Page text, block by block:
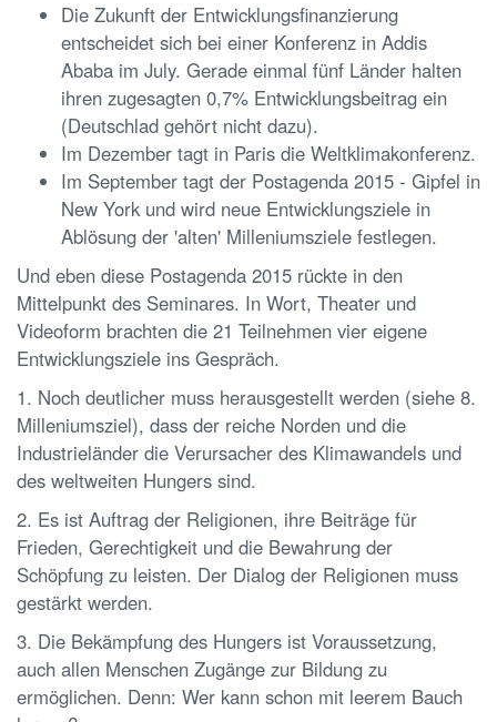
Die Zukunft der Entwicklungsfinanzierung
entscheidet sich bei einer Konferenz in Addis
Ababa im July. Gerade einmal fünf Länder halten
ihren zugesagten 0,7% Entwicklungsbeitrag ein
(Deutschlad gehört nicht dazu).
Im Dezember tagt in Paris die Weltklimakonferenz.
Im September tagt der Postagenda 2015 - Gipfel in
New York und wird neue Entwicklungsziele in
Ablösung der 'alten' Milleniumsziele festlegen.
Und eben diese Postagenda 2015 rückte in den
Mittelpunkt des Seminares. In Wort, Theater und
Videoform brachten die 21 Teilnehmen vier eigene
Entwicklungsziele ins Gespräch.
1. Noch deutlicher muss herausgestellt werden (siehe 8.
Milleniumsziel), dass der reiche Norden und die
Industrieländer die Verursacher des Klimawandels und
des weltweiten Hungers sind.
2. Es ist Auftrag der Religionen, ihre Beiträge für
Frieden, Gerechtigkeit und die Bewahrung der
Schöpfung zu leisten. Der Dialog der Religionen muss
gestärkt werden.
3. Die Bekämpfung des Hungers ist Voraussetzung,
auch allen Menschen Zugänge zur Bildung zu
ermöglichen. Denn: Wer kann schon mit leerem Bauch